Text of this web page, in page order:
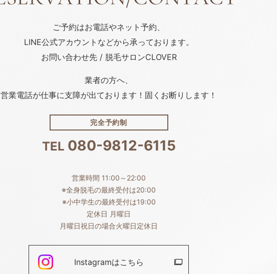
ご予約はお電話やネット予約、
LINE公式アカウント などから承っております。
お問い合わせ先 / 脱毛サロンCLOVER
業者の方へ、
営業電話が仕事に支障が出ております！固くお断りします！
完全予約制
TEL 080-9812-6115
営業時間 11:00～22:00
※全身脱毛の最終受付は20:00
※小中学生の最終受付は19:00
定休日 月曜日
月曜日祝日の場合火曜日定休日
Instagramはこちら